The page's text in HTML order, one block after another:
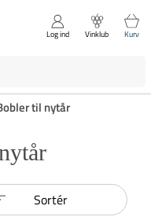
Luk
Log ind Vinklub Kurv
til nytår
Sortér